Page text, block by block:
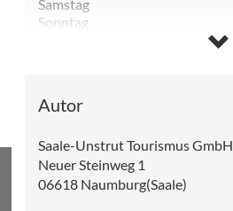
Samstag
Sonntag
Autor
Saale-Unstrut Tourismus GmbH
Neuer Steinweg 1
06618 Naumburg(Saale)